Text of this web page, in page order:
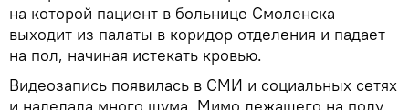
на которой пациент в больнице Смоленска
выходит из палаты в коридор отделения и падает
на пол, начиная истекать кровью.
Видеозапись появилась в СМИ и социальных сетях